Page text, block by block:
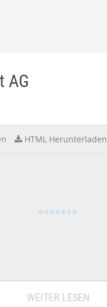
AG
HTML Herunterladen
WEITER LESEN